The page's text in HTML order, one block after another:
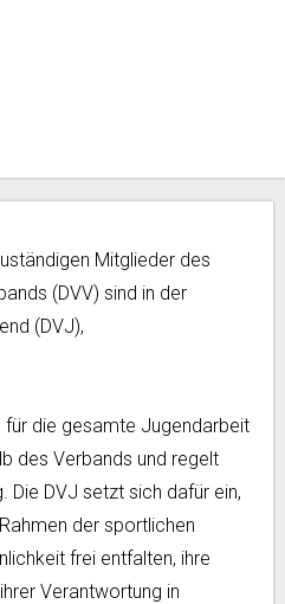
Mitglieder des
(DVV) sind in der
(DVJ),
für die gesamte Jugendarbeit
des Verbands und regelt
Die DVJ setzt sich dafür ein,
der sportlichen
frei entfalten, ihre
Verantwortung in